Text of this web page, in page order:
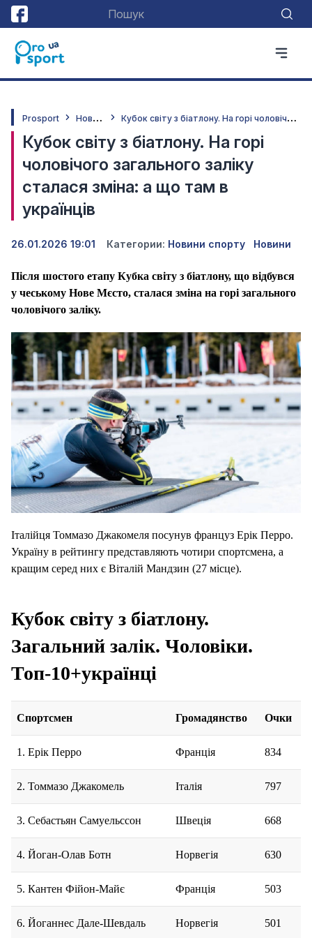
Prosport Н
овини спорту К
убок світу з біатлону. На горі чоловічого загального заліку сталася зміна: а що там в українців
Кубок світу з біатлону. На горі
чоловічого загального заліку
сталася зміна: а що там в
українців
26.01.2026 19:01 Категории: Новини спорту Новини
Після шостого етапу Кубка світу з біатлону, що відбувся
у чеському Нове Мєсто, сталася зміна на горі загального
чоловічого заліку.
Італійця Томмазо Джакомеля посунув француз Ерік Перро.
Україну в рейтингу представляють чотири спортсмена, а
кращим серед них є Віталій Мандзин (27 місце).
Кубок світу з біатлону.
Загальний залік. Чоловіки.
Топ-10+українці
Спортсмен Громадянство Очки
1. Ерік Перро Франція 834
2. Томмазо Джакомель Італія 797
3. Себастьян Самуельссон Швеція 668
4. Йоган-Олав Ботн Норвегія 630
5. Кантен Фійон-Майє Франція 503
6. Йоганнес Дале-Шевдаль Норвегія 501